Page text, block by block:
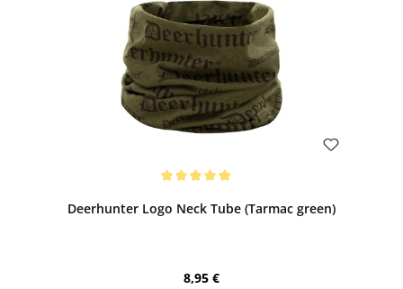
Deerhunter Logo Neck Tube (Tarmac green)
Regulärer Preis:
8,95 €